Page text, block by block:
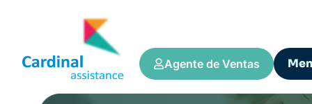
Agente de Ventas